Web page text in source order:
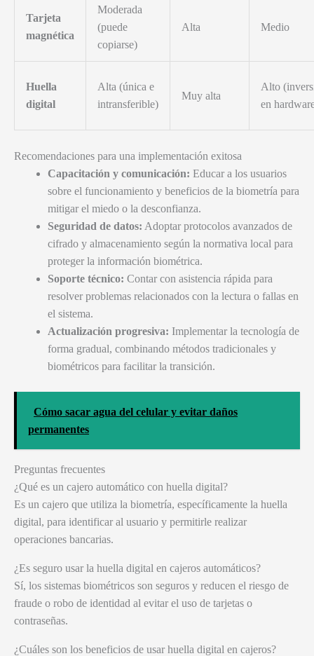
Tarjeta
magnética
Moderada
(puede
copiarse)
Alta Medio
Huella
digital
Alta (única e
intransferible)
Muy alta
Alto
en
Recomendaciones para una implementación exitosa
Capacitación y comunicación: Educar a los usuarios
sobre el funcionamiento y beneficios de la biometría para
mitigar el miedo o la desconfianza.
Seguridad de datos: Adoptar protocolos avanzados de
cifrado y almacenamiento según la normativa local para
proteger la información biométrica.
Soporte técnico: Contar con asistencia rápida para
resolver problemas relacionados con la lectura o fallas en
el sistema.
Actualización progresiva: Implementar la tecnología de
forma gradual, combinando métodos tradicionales y
biométricos para facilitar la transición.
Cómo sacar agua del celular y evitar daños
permanentes
Preguntas frecuentes
¿Qué es un cajero automático con huella digital?
Es un cajero que utiliza la biometría, específicamente la huella
digital, para identificar al usuario y permitirle realizar
operaciones bancarias.
¿Es seguro usar la huella digital en cajeros automáticos?
Sí, los sistemas biométricos son seguros y reducen el riesgo de
fraude o robo de identidad al evitar el uso de tarjetas o
contraseñas.
¿Cuáles son los beneficios de usar huella digital en cajeros?